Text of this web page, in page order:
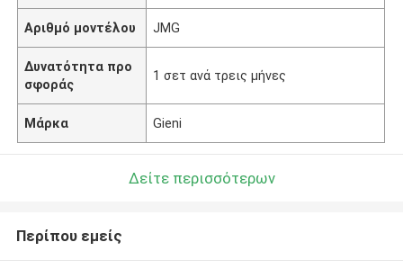
Αριθμό μοντέλου JMG
Δυνατότητα προ
σφοράς
1 σετ ανά τρεις μήνες
Μάρκα Gieni
Δείτε περισσότερων
Περίπου εμείς